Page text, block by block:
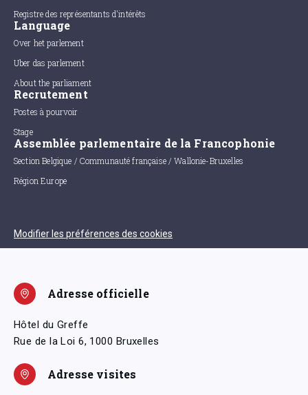
Registre des représentants d'intérêts
Language
Over het parlement
Uber das parlement
About the parliament
Recrutement
Postes à pourvoir
Stage
Assemblée parlementaire de la Francophonie
Section Belgique / Communauté française / Wallonie-Bruxelles
Région Europe
Modifier les préférences des cookies
Adresse officielle
Hôtel du Greffe
Rue de la Loi 6, 1000 Bruxelles
Adresse visites